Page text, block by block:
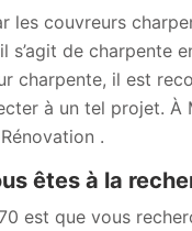
les couvreurs
s’agit de charpente
charpente, il est
à un tel projet. À
.
êtes à la
est que vous